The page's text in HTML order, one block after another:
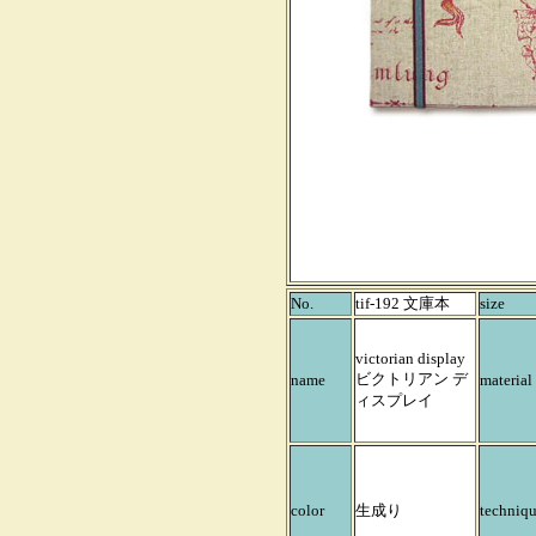
No. tif-192 文庫本 size
name
victorian display
ビクトリアン デ
ィスプレイ
material
color 生成り